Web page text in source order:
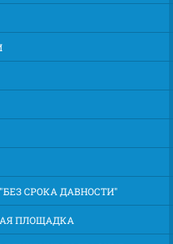
СРОКА ДАВНОСТИ"
ПЛОЩАДКА